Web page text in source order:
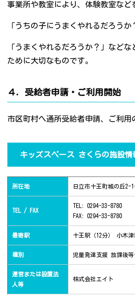
事業所や教室により、体験教室など
「うちの子にうまくやれるだろうか
「うまくやれるだろうか？」など
ために大切なものです。
４．受給者申請・ご利用開始
市区町村へ通所受給者申請、ご利用
キッズスペース さくらの施設情
所在地 日立市十王町城の丘2-
TEL / FAX
TEL: 0294-33-8780
FAX: 0294-33-8780
最寄駅 十王駅（12分） 小木津
種別 児童発達支援 放課後等
運営または設置法
人等
株式会社エイト